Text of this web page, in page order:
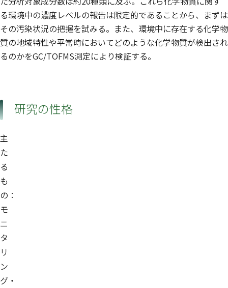
る環境中の濃度レベルの報告は限定的であることから、まずは
その汚染状況の把握を試みる。また、環境中に存在する化学物
質の地域特性や平常時においてどのような化学物質が検出され
るのかをGC/TOFMS測定により検証する。
研究の性格
主
た
る
も
の：
モ
ニ
タ
リ
ン
グ・